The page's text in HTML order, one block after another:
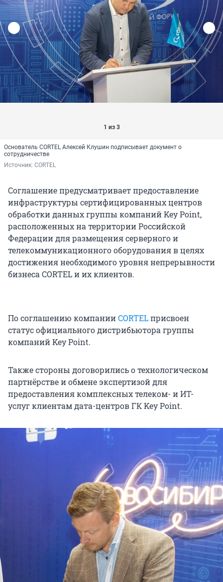
1 из 3
Основатель CORTEL Алексей Клушин подписывает документ о
сотрудничестве
Источник: CORTEL
Соглашение предусматривает предоставление
инфраструктуры сертифицированных центров
обработки данных группы компаний Key Point,
расположенных на территории Российской
Федерации для размещения серверного и
телекоммуникационного оборудования в целях
достижения необходимого уровня непрерывности
бизнеса CORTEL и их клиентов.
По соглашению компанииCORTELприсвоен
статус официального дистрибьютора группы
компаний Key Point.
Также стороны договорились о технологическом
партнёрстве и обмене экспертизой для
предоставления комплексных телеком- и ИТ-
услуг клиентам дата-центров ГК Key Point.